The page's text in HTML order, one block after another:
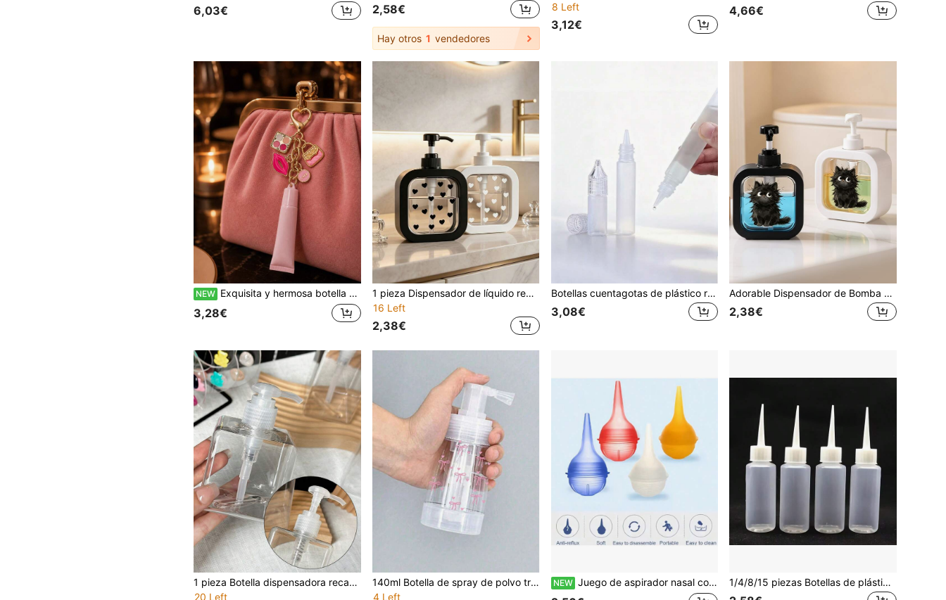
6,03€ 2,58€
Hay otros 1 vendedores
8 Left
3,12€
4,66€
NEW Exquisita y hermosa botella de lápiz labial vintage elegante, botella de bálsamo labial, labios, paleta de sombras de ojos con gota de aceite, llavero, colgante de bolso, estilo creativo personalizado de alta gama, decoración colgante de bolso con lápiz labial y cuidado de la piel, regalo conmemorativo para amigos y familiares, recuerdo de graduación, temporada de regreso a la escuela, regalo del Día del Maestro, regalo de vacaciones, temporada de bodas, regalo para damas de honor
3,28€
1 pieza Dispensador de líquido recargable con patrón de lunares en forma de corazón, botella de bomba de viaje vacía tipo presión, contenedor transparente para loción, champú, gel de ducha, jabón de manos, baño & cocina
16 Left
2,38€
Botellas cuentagotas de plástico reutilizables de varios tamaños, ideales para almacenar aceites esenciales, perfumes y sueros. Adecuado para entusiastas de las manualidades, viajeros y amantes de la belleza. Perfecto para kits de viaje, aromaterapia en el hogar, suministros de laboratorio y cuidado de la piel diario. Uso versátil como botellas de aceite, contenedores de líquidos y viales de viaje para un almacenamiento conveniente de pequeñas cantidades de líquidos.
3,08€
Adorable Dispensador de Bomba Cuadrado de Gato Negro Esponjoso, Botella de Plástico Líquido Recargable y Reutilizable Vacía, Contenedor de Bomba de Presión para Jabón de Manos, Gel de Ducha, Champú, Jabón de Platos, Organizador de Encimera de Baño y Cocina
2,38€
1 pieza Botella dispensadora recargable transparente para limpiador facial y jabón de manos, botella de presión 100ML/150ML/250ML/280ML/450ML botella transparente
20 Left
140ml Botella de spray de polvo transparente con estampado de lazo rosa, dispensador de cosméticos recargable y portátil, a prueba de fugas, contenedor vacío para viajes, hogar, salón, gimnasio, peluquería y belleza, regalo ideal para mujeres, amantes del maquillaje, amigos y familiares, compacto y ligero para uso en movimiento, reutilizable para polvo corporal, champú seco y cuidado personal
4 Left
NEW Juego de aspirador nasal con punta de silicona suave, removedor manual de moco nasal, esencial para volver a la escuela y viajes 1/4/8/15 piezas Botellas de plástico de 50ml - a prueba de fugas, solo lavado a mano, botellas de dosificación precisa, adecuadas para manualidades, pintura y uso en la cocina